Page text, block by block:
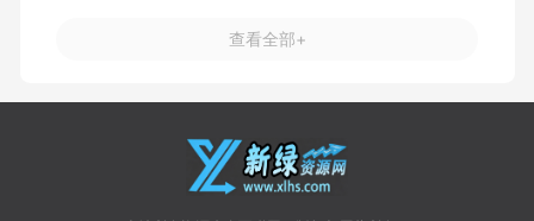
查看全部+